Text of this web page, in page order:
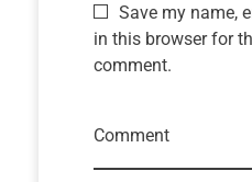
Save my name,
in this browser for
comment.
Comment